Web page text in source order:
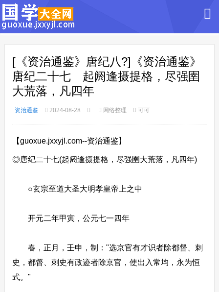
[《资治通鉴》唐纪八?]《资治通鉴》
唐纪二十七 起阏逢摄提格，尽强圉
大荒落，凡四年
资治通鉴 2024-08-28 网络整理 可可
【guoxue.jxxyjl.com--资治通鉴】
◎唐纪二十七(起阏逢摄提格，尽强圉大荒落，凡四年)
○玄宗至道大圣大明孝皇帝上之中
开元二年甲寅，公元七一四年
春，正月，壬申，制："选京官有才识者除都督、刺
史，都督、刺史有政迹者除京官，使出入常均，永为恒
式。"